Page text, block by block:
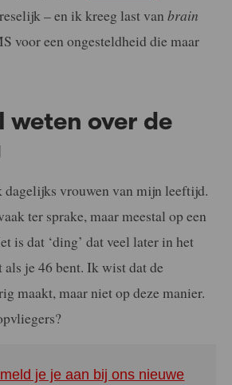
– en ik kreeg last van brain
voor een ongesteldheid die maar
weten over de
vrouwen van mijn leeftijd.
ter sprake, maar meestal op een
is dat ‘ding’ dat veel later in het
als je 46 bent. Ik wist dat de
maakt, maar niet op deze manier.
je je aan bij ons nieuwe